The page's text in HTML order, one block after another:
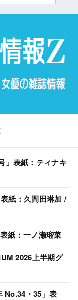
」表紙：ティナキ
紙：久間田琳加 /
紙：一ノ瀬瑠菜
2026上半期グ
No.34・35」表